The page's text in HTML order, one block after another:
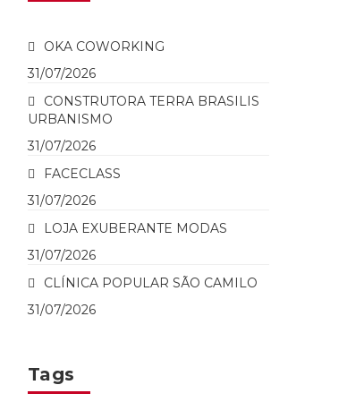
OKA COWORKING
31/07/2026
CONSTRUTORA TERRA BRASILIS
URBANISMO
31/07/2026
FACECLASS
31/07/2026
LOJA EXUBERANTE MODAS
31/07/2026
CLÍNICA POPULAR SÃO CAMILO
31/07/2026
Tags